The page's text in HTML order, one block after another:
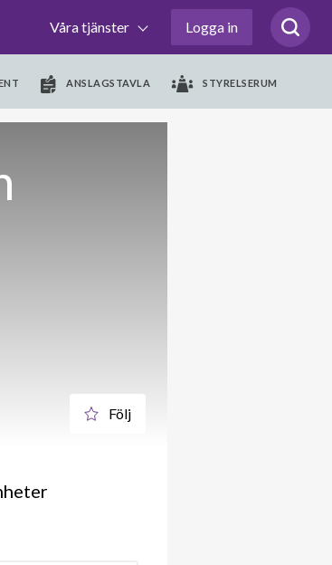
Våra tjänster Logga in
ANSLAGSTAVLA STYRELSERUM
Följ